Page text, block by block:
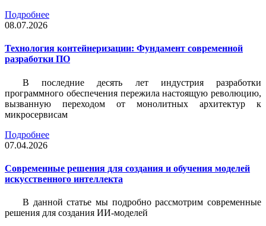
Подробнее
08.07.2026
Технология контейнеризации: Фундамент современной
разработки ПО
В последние десять лет индустрия разработки
программного обеспечения пережила настоящую революцию,
вызванную переходом от монолитных архитектур к
микросервисам
Подробнее
07.04.2026
Современные решения для создания и обучения моделей
искусственного интеллекта
В данной статье мы подробно рассмотрим современные
решения для создания ИИ-моделей